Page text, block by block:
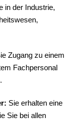
in der Industrie,
Zugang zu einem
Fachpersonal
Sie erhalten eine
Sie bei allen